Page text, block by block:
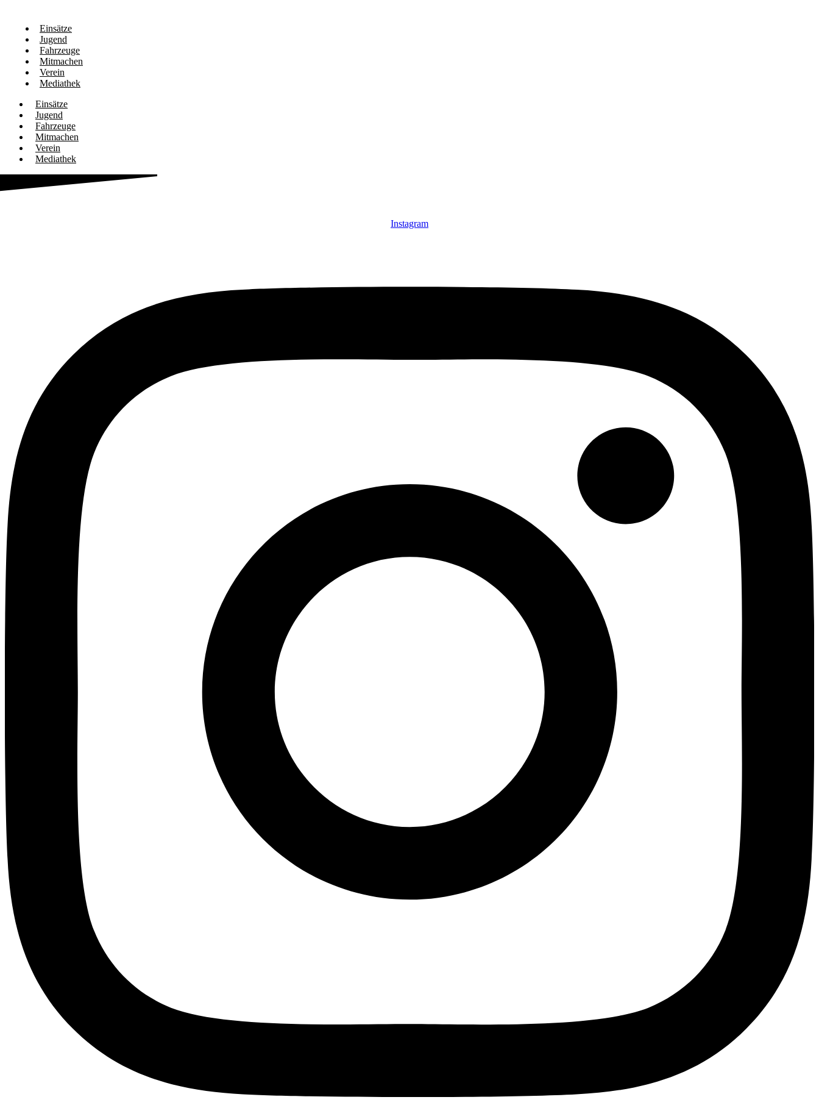
Einsätze
Jugend
Fahrzeuge
Mitmachen
Verein
Mediathek
Einsätze
Jugend
Fahrzeuge
Mitmachen
Verein
Mediathek
Instagram